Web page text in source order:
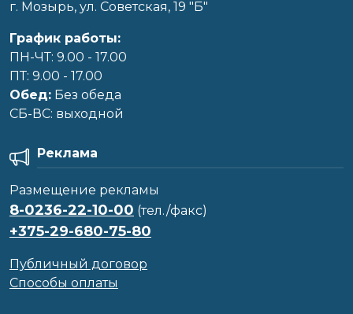
г. Мозырь, ул. Советская, 19 "Б"
График работы:
ПН-ЧТ: 9.00 - 17.00
ПТ: 9.00 - 17.00
Обед: Без обеда
CБ-ВС: выходной
Реклама
Размещение рекламы
8-0236-22-10-00 (тел./факс)
+375-29-680-75-80
Публичный договор
Способы оплаты